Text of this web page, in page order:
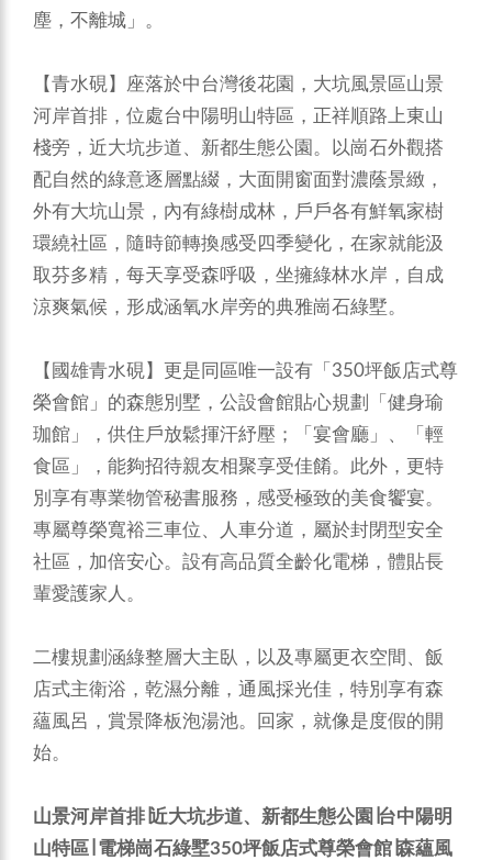
塵，不離城」。
【青水硯】座落於中台灣後花園，大坑風景區山景
河岸首排，位處台中陽明山特區，正祥順路上東山
棧旁，近大坑步道、新都生態公園。以崗石外觀搭
配自然的綠意逐層點綴，大面開窗面對濃蔭景緻，
外有大坑山景，內有綠樹成林，戶戶各有鮮氧家樹
環繞社區，隨時節轉換感受四季變化，在家就能汲
取芬多精，每天享受森呼吸，坐擁綠林水岸，自成
涼爽氣候，形成涵氧水岸旁的典雅崗石綠墅。
【國雄青水硯】更是同區唯一設有「350坪飯店式尊
榮會館」的森態別墅，公設會館貼心規劃「健身瑜
珈館」，供住戶放鬆揮汗紓壓；「宴會廳」、「輕
食區」，能夠招待親友相聚享受佳餚。此外，更特
別享有專業物管秘書服務，感受極致的美食饗宴。
專屬尊榮寬裕三車位、人車分道，屬於封閉型安全
社區，加倍安心。設有高品質全齡化電梯，體貼長
輩愛護家人。
二樓規劃涵綠整層大主臥，以及專屬更衣空間、飯
店式主衛浴，乾濕分離，通風採光佳，特別享有森
蘊風呂，賞景降板泡湯池。回家，就像是度假的開
始。
山景河岸首排∣近大坑步道、新都生態公園∣台中陽明
山特區∣ 電梯崗石綠墅350坪飯店式尊榮會館∣森蘊風